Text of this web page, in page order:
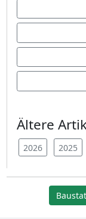
Ältere
2026 2025